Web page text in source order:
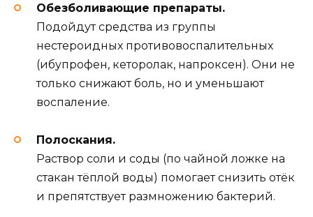
Обезболивающие препараты.
Подойдут средства из группы
нестероидных противовоспалительных
(ибупрофен, кеторолак, напроксен). Они не
только снижают боль, но и уменьшают
воспаление.
Полоскания.
Раствор соли и соды (по чайной ложке на
стакан тёплой воды) помогает снизить отёк
и препятствует размножению бактерий.